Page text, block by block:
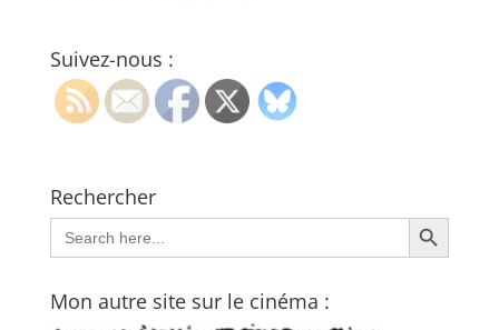
Suivez-nous :
Rechercher
Search
for:
Search Button
Mon autre site sur le cinéma :